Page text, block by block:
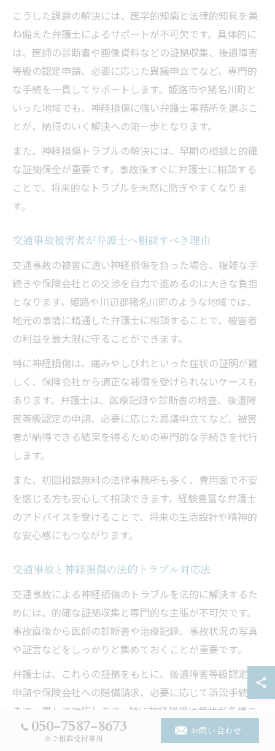
こうした課題の解決には、医学的知識と法律的知見を兼
ね備えた弁護士によるサポートが不可欠です。具体的に
は、医師の診断書や画像資料などの証拠収集、後遺障害
等級の認定申請、必要に応じた異議申立てなど、専門的
な手続を一貫してサポートします。姫路市や猪名川町と
いった地域でも、神経損傷に強い弁護士事務所を選ぶこ
とが、納得のいく解決への第一歩となります。
また、神経損傷トラブルの解決には、早期の相談と的確
な証拠保全が重要です。事故後すぐに弁護士に相談する
ことで、将来的なトラブルを未然に防ぎやすくなりま
す。
交通事故被害者が弁護士へ相談すべき理由
交通事故の被害に遭い神経損傷を負った場合、複雑な手
続きや保険会社との交渉を自力で進めるのは大きな負担
となります。姫路や川辺郡猪名川町のような地域では、
地元の事情に精通した弁護士に相談することで、被害者
の利益を最大限に守ることができます。
特に神経損傷は、痛みやしびれといった症状の証明が難
しく、保険会社から適正な補償を受けられないケースも
あります。弁護士は、医療記録や診断書の精査、後遺障
害等級認定の申請、必要に応じた異議申立てなど、被害
者が納得できる結果を得るための専門的な手続きを代行
します。
また、初回相談無料の法律事務所も多く、費用面で不安
を感じる方も安心して相談できます。経験豊富な弁護士
のアドバイスを受けることで、将来の生活設計や精神的
な安心感にもつながります。
交通事故と神経損傷の法的トラブル対応法
交通事故による神経損傷のトラブルを法的に解決するた
めには、的確な証拠収集と専門的な主張が不可欠です。
事故直後から医師の診断書や治療記録、事故状況の写真
や証言などをしっかりと集めておくことが重要です。
弁護士は、これらの証拠をもとに、後遺障害等級認定の
申請や保険会社への賠償請求、必要に応じて訴訟手続き
まで一貫して対応します。特に神経損傷は症状が多様で
個人差も大きいため、専門的な知見を持つ弁護士の関与
が解決のカギとなります。兵庫県姫路市や川辺郡猪名川
050-7587-8673
※ご相談受付専用
お問い合わせ